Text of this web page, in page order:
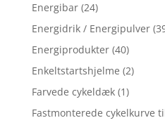
Energibar (24)
Energidrik / Energipulver
Energiprodukter (40)
Enkeltstartshjelme (2)
Farvede cykeldæk (1)
Fastmonterede cykelkurve